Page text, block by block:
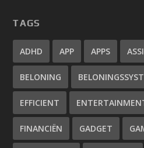
TAGS
ADHD APP APPS
BELONING
EFFICIENT
FINANCIËN GADGET